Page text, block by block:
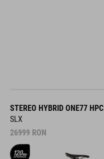
STEREO HYBRID ONE77 HPC
SLX
26999 RON